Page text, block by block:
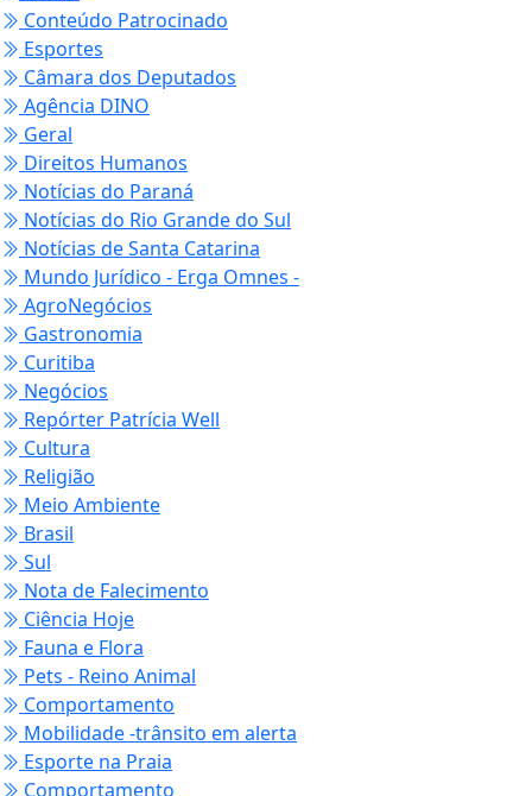
Conteúdo Patrocinado
Esportes
Câmara dos Deputados
Agência DINO
Geral
Direitos Humanos
Notícias do Paraná
Notícias do Rio Grande do Sul
Notícias de Santa Catarina
Mundo Jurídico - Erga Omnes -
AgroNegócios
Gastronomia
Curitiba
Negócios
Repórter Patrícia Well
Cultura
Religião
Meio Ambiente
Brasil
Sul
Nota de Falecimento
Ciência Hoje
Fauna e Flora
Pets - Reino Animal
Comportamento
Mobilidade -trânsito em alerta
Esporte na Praia
Comportamento